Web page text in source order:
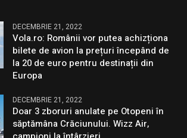
DECEMBRIE 21, 2022
Vola.ro: Românii vor putea achizționa
bilete de avion la prețuri începând de
la 20 de euro pentru destinații din
Europa
DECEMBRIE 21, 2022
Doar 3 zboruri anulate pe Otopeni în
săptămâna Crăciunului. Wizz Air,